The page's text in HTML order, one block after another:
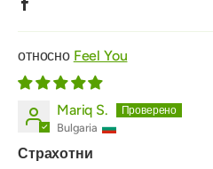
Feel You
Mariq S.
Bulgaria
Страхотни